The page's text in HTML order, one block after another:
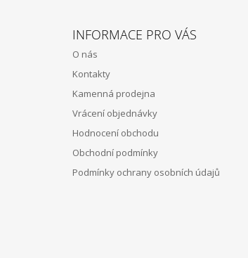
INFORMACE PRO VÁS
O nás
Kontakty
Kamenná prodejna
Vrácení objednávky
Hodnocení obchodu
Obchodní podmínky
Podmínky ochrany osobních údajů